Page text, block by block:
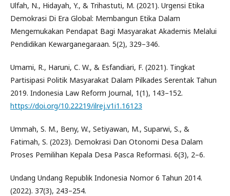
Ulfah, N., Hidayah, Y., & Trihastuti, M. (2021). Urgensi Etika
Demokrasi Di Era Global: Membangun Etika Dalam
Mengemukakan Pendapat Bagi Masyarakat Akademis Melalui
Pendidikan Kewarganegaraan. 5(2), 329–346.
Umami, R., Haruni, C. W., & Esfandiari, F. (2021). Tingkat
Partisipasi Politik Masyarakat Dalam Pilkades Serentak Tahun
2019. Indonesia Law Reform Journal, 1(1), 143–152.
https://doi.org/10.22219/ilrej.v1i1.16123
Ummah, S. M., Beny, W., Setiyawan, M., Suparwi, S., &
Fatimah, S. (2023). Demokrasi Dan Otonomi Desa Dalam
Proses Pemilihan Kepala Desa Pasca Reformasi. 6(3), 2–6.
Undang Undang Republik Indonesia Nomor 6 Tahun 2014.
(2022). 37(3), 243–254.